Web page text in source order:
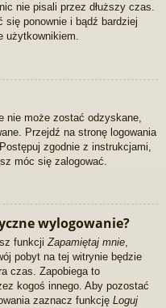
nie pisali przez dłuższy czas.
się ponownie i bądź bardziej
użytkownikiem.
nie może zostać odzyskane,
Przejdź na stronę logowania
zgodnie z instrukcjami,
móc się zalogować.
wylogowanie?
funkcjiZapamiętaj mnie,
pobyt na tej witrynie będzie
czas. Zapobiega to
kogoś innego. Aby pozostać
zaznacz funkcję Loguj